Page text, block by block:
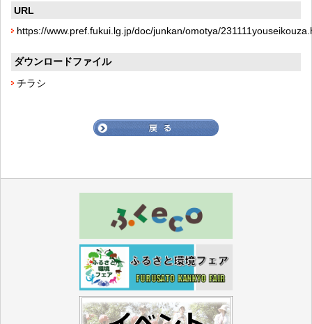
URL
https://www.pref.fukui.lg.jp/doc/junkan/omotya/
ダウンロードファイル
チラシ